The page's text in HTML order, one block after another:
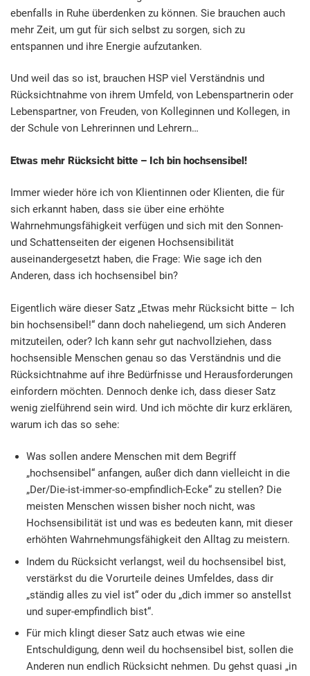
ebenfalls in Ruhe überdenken zu können. Sie brauchen auch
mehr Zeit, um gut für sich selbst zu sorgen, sich zu
entspannen und ihre Energie aufzutanken.
Und weil das so ist, brauchen HSP viel Verständnis und
Rücksichtnahme von ihrem Umfeld, von Lebenspartnerin oder
Lebenspartner, von Freuden, von Kolleginnen und Kollegen, in
der Schule von Lehrerinnen und Lehrern…
Etwas mehr Rücksicht bitte – Ich bin hochsensibel!
Immer wieder höre ich von Klientinnen oder Klienten, die für
sich erkannt haben, dass sie über eine erhöhte
Wahrnehmungsfähigkeit verfügen und sich mit den Sonnen-
und Schattenseiten der eigenen Hochsensibilität
auseinandergesetzt haben, die Frage: Wie sage ich den
Anderen, dass ich hochsensibel bin?
Eigentlich wäre dieser Satz „Etwas mehr Rücksicht bitte – Ich
bin hochsensibel!“ dann doch naheliegend, um sich Anderen
mitzuteilen, oder? Ich kann sehr gut nachvollziehen, dass
hochsensible Menschen genau so das Verständnis und die
Rücksichtnahme auf ihre Bedürfnisse und Herausforderungen
einfordern möchten. Dennoch denke ich, dass dieser Satz
wenig zielführend sein wird. Und ich möchte dir kurz erklären,
warum ich das so sehe:
Was sollen andere Menschen mit dem Begriff
„hochsensibel“ anfangen, außer dich dann vielleicht in die
„Der/Die-ist-immer-so-empfindlich-Ecke“ zu stellen? Die
meisten Menschen wissen bisher noch nicht, was
Hochsensibilität ist und was es bedeuten kann, mit dieser
erhöhten Wahrnehmungsfähigkeit den Alltag zu meistern.
Indem du Rücksicht verlangst, weil du hochsensibel bist,
verstärkst du die Vorurteile deines Umfeldes, dass dir
„ständig alles zu viel ist“ oder du „dich immer so anstellst
und super-empfindlich bist“.
Für mich klingt dieser Satz auch etwas wie eine
Entschuldigung, denn weil du hochsensibel bist, sollen die
Anderen nun endlich Rücksicht nehmen. Du gehst quasi „in